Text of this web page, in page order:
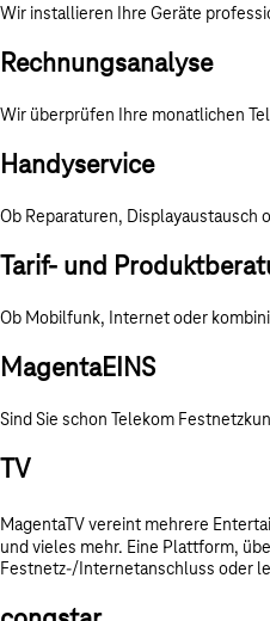
Wir installieren Ihre Geräte
Rechnungsanalyse
Wir überprüfen Ihre monatlichen
Handyservice
Ob Reparaturen, Displayaustausch
Tarif- und
Ob Mobilfunk, Internet oder
MagentaEINS
Sind Sie schon Telekom
TV
MagentaTV vereint mehrere
und vieles mehr. Eine Plattform,
Festnetz-/Internetanschluss oder